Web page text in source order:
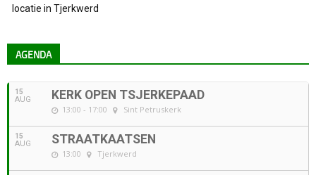
locatie in Tjerkwerd
AGENDA
15
AUG KERK OPEN TSJERKEPAAD
13:00 - 17:00 Sint Petruskerk
15
AUG STRAATKAATSEN
13:00 Tjerkwerd